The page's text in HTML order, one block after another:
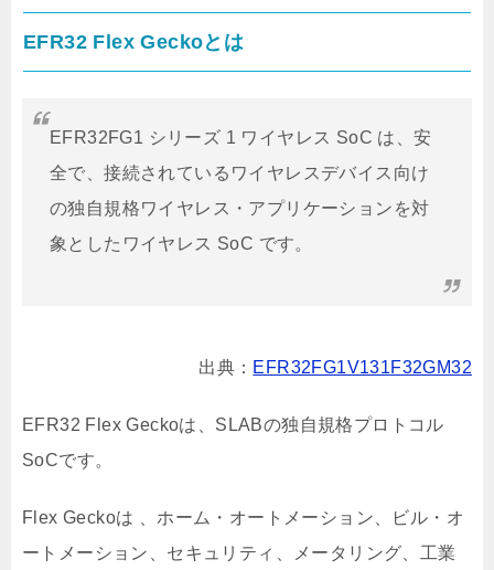
EFR32 Flex Geckoとは
EFR32FG1 シリーズ 1 ワイヤレス SoC は、安
全で、接続されているワイヤレスデバイス向け
の独自規格ワイヤレス・アプリケーションを対
象としたワイヤレス SoC です。
出典： EFR32FG1V131F32GM32
EFR32 Flex Geckoは、SLABの独自規格プロトコル
SoCです。
Flex Geckoは 、ホーム・オートメーション、ビル・オ
ートメーション、セキュリティ、メータリング、工業